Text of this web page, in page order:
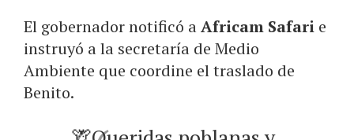
El gobernador notificó aAfricam Safari e
instruyó a la secretaría de Medio
Ambiente que coordine el traslado de
Benito.